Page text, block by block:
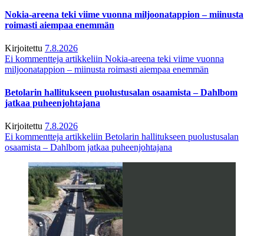
Nokia-areena teki viime vuonna miljoonatappion – miinusta
roimasti aiempaa enemmän
Kirjoitettu 7.8.2026
Ei kommentteja artikkeliin Nokia-areena teki viime vuonna
miljoonatappion – miinusta roimasti aiempaa enemmän
Betolarin hallitukseen puolustusalan osaamista – Dahlbom
jatkaa puheenjohtajana
Kirjoitettu 7.8.2026
Ei kommentteja artikkeliin Betolarin hallitukseen puolustusalan
osaamista – Dahlbom jatkaa puheenjohtajana